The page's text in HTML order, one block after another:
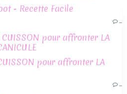
CUISSON pour affronter LA